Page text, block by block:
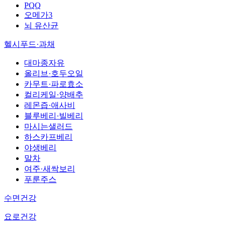
PQQ
오메가3
뇌 유산균
헬시푸드·과채
대마종자유
올리브·호두오일
카무트·파로효소
컬리케일·양배추
레몬즙·애사비
블루베리·빌베리
마시는샐러드
하스카프베리
야생베리
말차
여주·새싹보리
푸룬주스
수면건강
요로건강